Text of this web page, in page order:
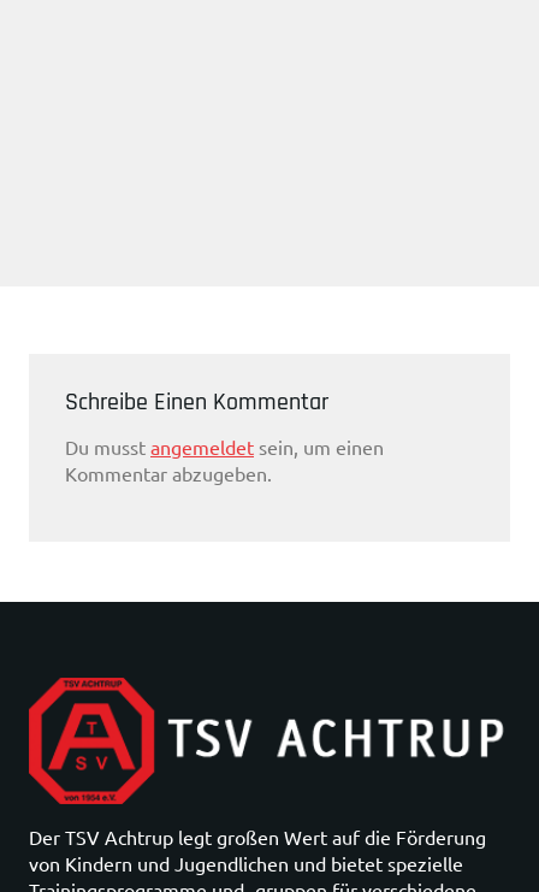
Schreibe Einen Kommentar
Du musst angemeldet sein, um einen
Kommentar abzugeben.
Der TSV Achtrup legt großen Wert auf die Förderung
von Kindern und Jugendlichen und bietet spezielle